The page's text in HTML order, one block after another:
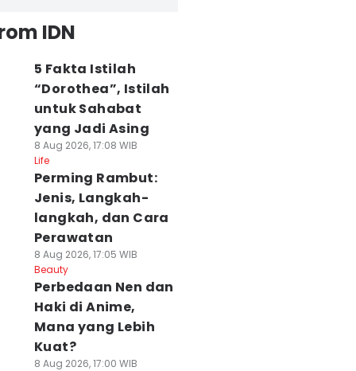
IDN
5 Fakta Istilah
“Dorothea”, Istilah
untuk Sahabat
yang Jadi Asing
8 Aug 2026, 17:08 WIB
Life
Perming Rambut:
Jenis, Langkah-
langkah, dan Cara
Perawatan
8 Aug 2026, 17:05 WIB
Beauty
Perbedaan Nen dan
Haki di Anime,
Mana yang Lebih
Kuat?
8 Aug 2026, 17:00 WIB